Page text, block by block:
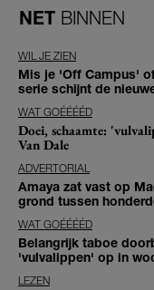
NET BINNEN
WIL JE ZIEN
Mis je 'Off Campus'
serie schijnt de
WAT GOÉÉÉÉD
Doei, schaamte:
Van Dale
ADVERTORIAL
Amaya zat vast op
grond tussen
WAT GOÉÉÉÉD
Belangrijk taboe
'vulvalippen' op in
LEZEN